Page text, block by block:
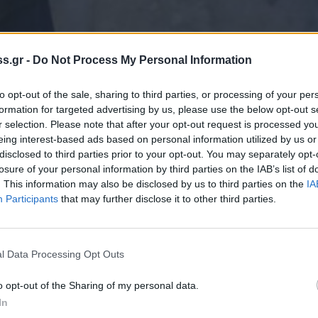
- Do Not Process My Personal Information
opt-out of the sale, sharing to third parties, or processing of your
for targeted advertising by us, please use the below opt-out
selection. Please note that after your opt-out request is processed
interest-based ads based on personal information utilized by us
to third parties prior to your opt-out. You may separately
of your personal information by third parties on the IAB’s list of
This information may also be disclosed by us to third parties on the
Participants that may further disclose it to other third parties.
Data Processing Opt Outs
opt-out of the Sharing of my personal data.
όταν αναζητάς ειδήσεις στη Google
ως προτιμώμενη πηγή
αποτελέσματα της Google
το χωριό Οχιά της Μάνης βίαζε
την οποία ο ιερέας συζούσε.
ένας ιδιαίτερος, θα λέγαμε ιδιόρυθμος